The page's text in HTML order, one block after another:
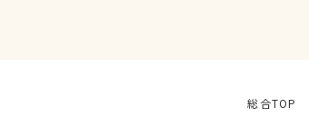
総合TOP